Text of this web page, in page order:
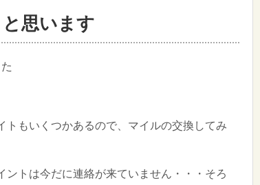
思います
もいくつかあるので、マイルの交換してみ
トは今だに連絡が来ていません・・・そろ